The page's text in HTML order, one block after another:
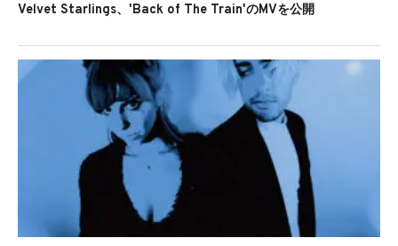
Velvet Starlings、'Back of The Train'のMVを公開